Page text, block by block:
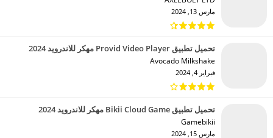
مارس 13, 2024
تحميل تطبيق Provid Video Player مهكر للاندرويد 2024
Avocado Milkshake‏
فبراير 4, 2024
تحميل تطبيق Bikii Cloud Game مهكر للاندرويد 2024
Gamebikii‏
مارس 15, 2024